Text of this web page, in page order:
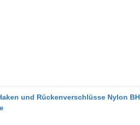
und Rückenverschlüsse Nylon